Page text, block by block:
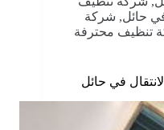
في حائل, شركة
تنظيف محترفة
في حائل